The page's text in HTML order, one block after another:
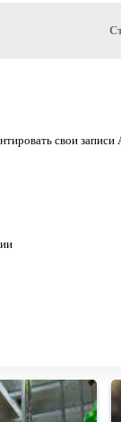
свои